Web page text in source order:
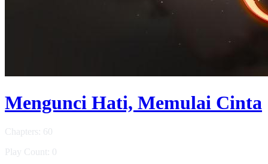
Mengunci Hati, Memulai Cinta
Chapters: 60
Play Count: 0